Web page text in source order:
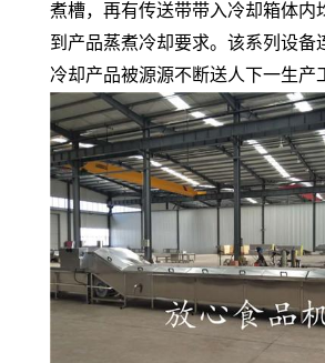
煮槽，再有传送带带入冷却箱体内
到产品蒸煮冷却要求。该系列设备
冷却产品被源源不断送人下一生产